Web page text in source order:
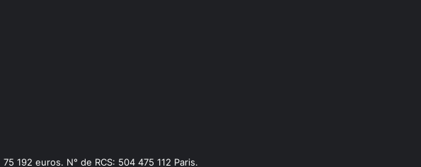
192 euros. N° de RCS: 504 475 112 Paris.